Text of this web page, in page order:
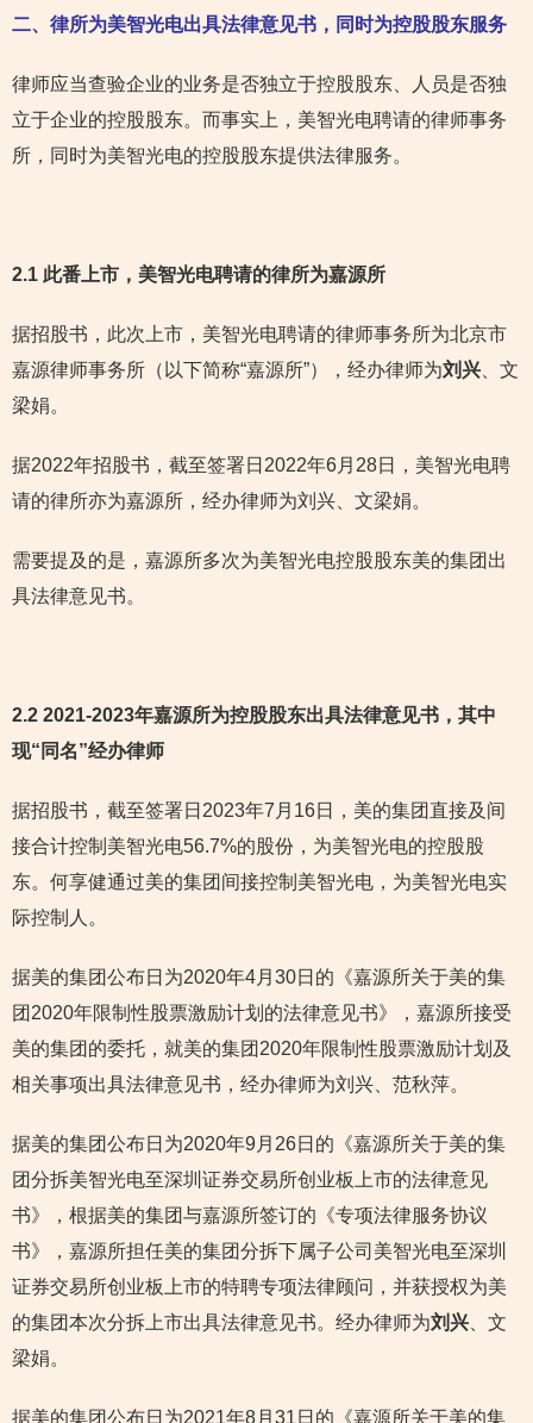
二、律所为美智光电出具法律意见书，同时为控股股东服务
律师应当查验企业的业务是否独立于控股股东、人员是否独
立于企业的控股股东。而事实上，美智光电聘请的律师事务
所，同时为美智光电的控股股东提供法律服务。
2.1 此番上市，美智光电聘请的律所为嘉源所
据招股书，此次上市，美智光电聘请的律师事务所为北京市
嘉源律师事务所（以下简称“嘉源所”），经办律师为刘兴 、文
梁娟。
据2022年招股书，截至签署日2022年6月28日，美智光电聘
请的律所亦为嘉源所，经办律师为刘兴、文梁娟。
需要提及的是，嘉源所多次为美智光电控股股东美的集团出
具法律意见书。
2.2 2021-2023年嘉源所为控股股东出具法律意见书 ，其中
现“同名”经办律师
据招股书，截至签署日2023年7月16日，美的集团直接及间
接合计控制美智光电56.7%的股份，为美智光电的控股股
东。何享健通过美的集团间接控制美智光电，为美智光电实
际控制人。
据美的集团公布日为2020年4月30日的《嘉源所关于美的集
团2020年限制性股票激励计划的法律意见书》，嘉源所接受
美的集团的委托，就美的集团2020年限制性股票激励计划及
相关事项出具法律意见书，经办律师为刘兴、范秋萍。
据美的集团公布日为2020年9月26日的《嘉源所关于美的集
团分拆美智光电至深圳证券交易所创业板上市的法律意见
书》，根据美的集团与嘉源所签订的《专项法律服务协议
书》，嘉源所担任美的集团分拆下属子公司美智光电至深圳
证券交易所创业板上市的特聘专项法律顾问，并获授权为美
的集团本次分拆上市出具法律意见书。经办律师为刘兴 、文
梁娟。
据美的集团公布日为2021年8月31日的《嘉源所关于美的集